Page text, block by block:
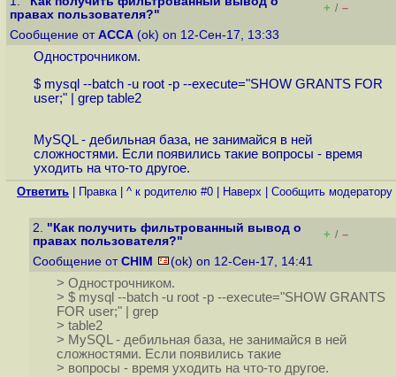
правах пользователя?"
+ / –
Сообщение от ACCA (ok) on 12-Сен-17, 13:33
Однострочником.
$ mysql --batch -u root -p --execute="SHOW GRANTS FOR
user;" | grep table2
MySQL - дeбильная база, не занимайся в ней
сложностями. Если появились такие вопросы - время
уходить на что-то другое.
Ответить Правка| ^ к родителю #0 Наверх Cообщить модератору
2. "Как получить фильтрованный вывод о
правах пользователя?"
+ / –
Сообщение от CHIM (ok) on 12-Сен-17, 14:41
> Однострочником.
> $ mysql --batch -u root -p --execute="SHOW GRANTS
FOR user;" | grep
> table2
> MySQL - дeбильная база, не занимайся в ней
сложностями. Если появились такие
> вопросы - время уходить на что-то другое.